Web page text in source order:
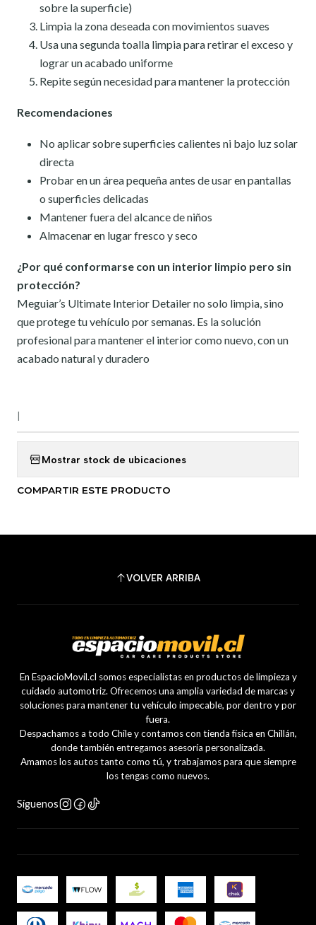
sobre la superficie)
Limpia la zona deseada con movimientos suaves
Usa una segunda toalla limpia para retirar el exceso y
lograr un acabado uniforme
Repite según necesidad para mantener la protección
Recomendaciones
No aplicar sobre superficies calientes ni bajo luz solar
directa
Probar en un área pequeña antes de usar en pantallas
o superficies delicadas
Mantener fuera del alcance de niños
Almacenar en lugar fresco y seco
¿Por qué conformarse con un interior limpio pero sin
protección?
Meguiar’s Ultimate Interior Detailer no solo limpia, sino
que protege tu vehículo por semanas. Es la solución
profesional para mantener el interior como nuevo, con un
acabado natural y duradero
Mostrar stock de ubicaciones
COMPARTIR ESTE PRODUCTO
VOLVER ARRIBA
En EspacioMovil.cl somos especialistas en productos de limpieza y
cuidado automotriz. Ofrecemos una amplia variedad de marcas y
soluciones para mantener tu vehículo impecable, por dentro y por
fuera.
Despachamos a todo Chile y contamos con tienda física en Chillán,
donde también entregamos asesoría personalizada.
Amamos los autos tanto como tú, y trabajamos para que siempre
los tengas como nuevos.
Síguenos